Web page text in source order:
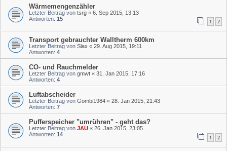
Wärmemengenzähler
Letzter Beitrag von tsrg « 6. Sep 2015, 13:13
Antworten: 15 1 2
Transport gebrauchter Walltherm 600km
Letzter Beitrag von Slax « 29. Aug 2015, 19:11
Antworten: 4
CO- und Rauchmelder
Letzter Beitrag von gmwt « 31. Jan 2015, 17:16
Antworten: 4
Luftabscheider
Letzter Beitrag von Gombi1984 « 28. Jan 2015, 21:43
Antworten: 7
Pufferspeicher "umrühren" - geht das?
Letzter Beitrag von JAU « 26. Jan 2015, 23:05
Antworten: 14 1 2